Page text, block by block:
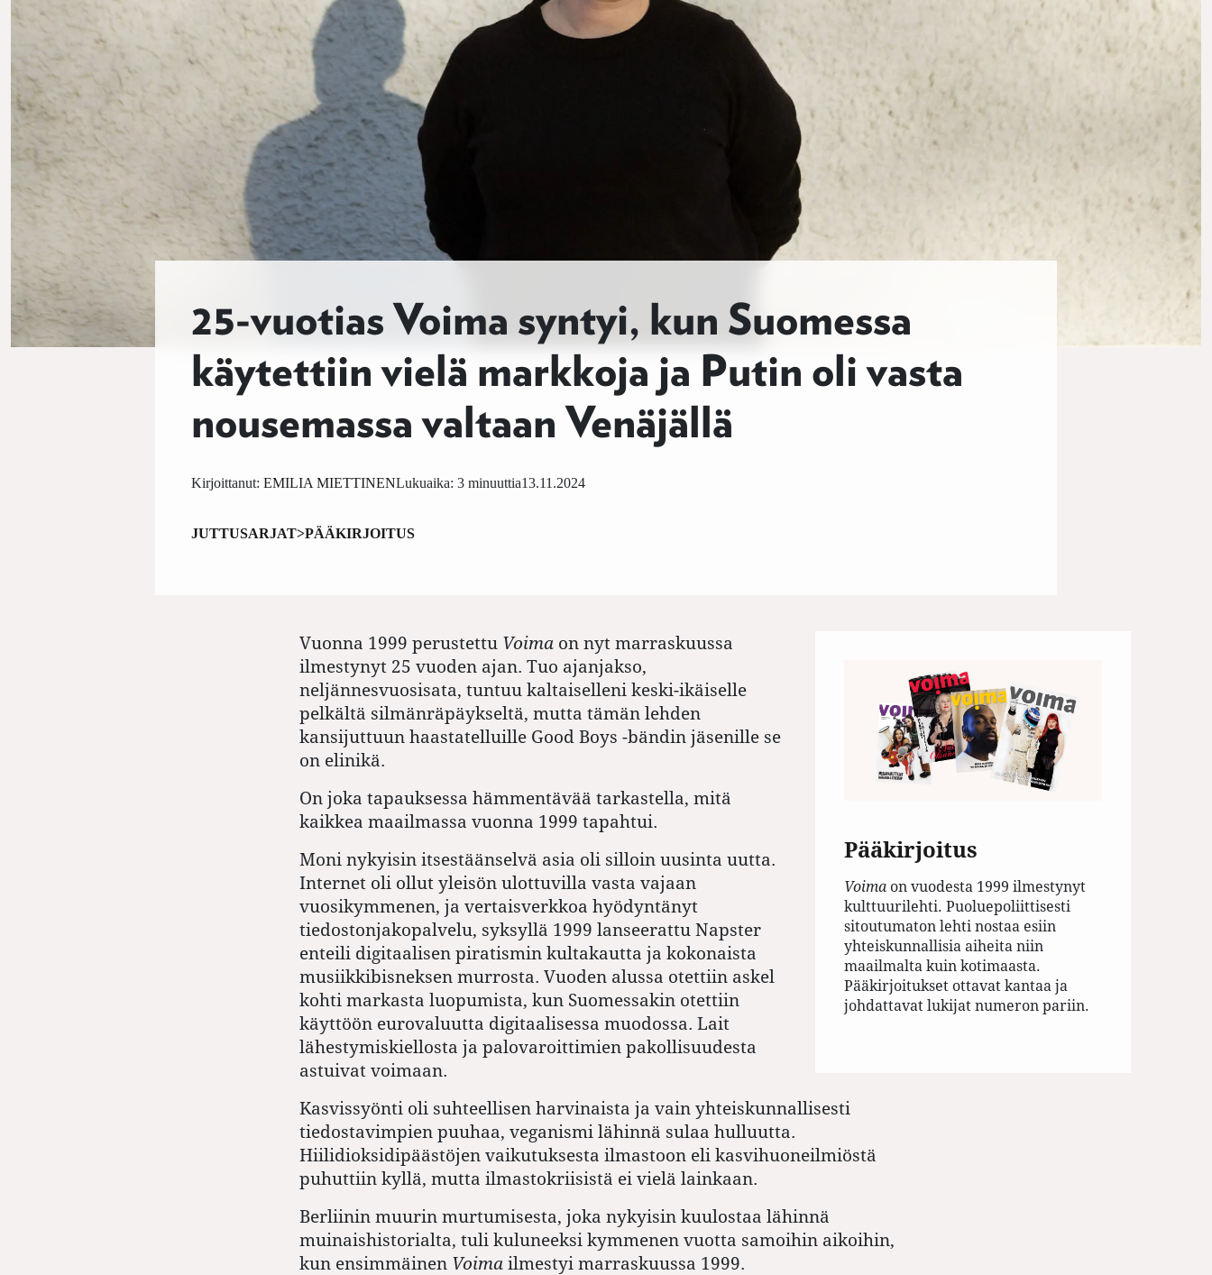
25-vuotias Voima syntyi, kun Suomessa
käytettiin vielä markkoja ja Putin oli vasta
nousemassa valtaan Venäjällä
13.11.2024
Kirjoittanut: EMILIA MIETTINENLukuaika: 3 minuuttia
JUTTUSARJAT>PÄÄKIRJOITUS
Pääkirjoitus
Voimaon vuodesta 1999 ilmestynyt
kulttuurilehti. Puoluepoliittisesti
sitoutumaton lehti nostaa esiin
yhteiskunnallisia aiheita niin
maailmalta kuin kotimaasta.
Pääkirjoitukset ottavat kantaa ja
johdattavat lukijat numeron pariin.
Vuonna 1999 perustettu Voima on nyt marraskuussa
ilmestynyt 25 vuoden ajan. Tuo ajanjakso,
neljännesvuosisata, tuntuu kaltaiselleni keski-ikäiselle
pelkältä silmänräpäykseltä, mutta tämän lehden
kansijuttuun haastatelluille Good Boys -bändin jäsenille se
on elinikä.
On joka tapauksessa hämmentävää tarkastella, mitä
kaikkea maailmassa vuonna 1999 tapahtui.
Moni nykyisin itsestäänselvä asia oli silloin uusinta uutta.
Internet oli ollut yleisön ulottuvilla vasta vajaan
vuosikymmenen, ja vertaisverkkoa hyödyntänyt
tiedostonjakopalvelu, syksyllä 1999 lanseerattu Napster
enteili digitaalisen piratismin kultakautta ja kokonaista
musiikkibisneksen murrosta. Vuoden alussa otettiin askel
kohti markasta luopumista, kun Suomessakin otettiin
käyttöön eurovaluutta digitaalisessa muodossa. Lait
lähestymiskiellosta ja palovaroittimien pakollisuudesta
astuivat voimaan.
Kasvissyönti oli suhteellisen harvinaista ja vain yhteiskunnallisesti
tiedostavimpien puuhaa, veganismi lähinnä sulaa hulluutta.
Hiilidioksidipäästöjen vaikutuksesta ilmastoon eli kasvihuoneilmiöstä
puhuttiin kyllä, mutta ilmastokriisistä ei vielä lainkaan.
Berliinin muurin murtumisesta, joka nykyisin kuulostaa lähinnä
muinaishistorialta, tuli kuluneeksi kymmenen vuotta samoihin aikoihin,
kun ensimmäinen Voima ilmestyi marraskuussa 1999.